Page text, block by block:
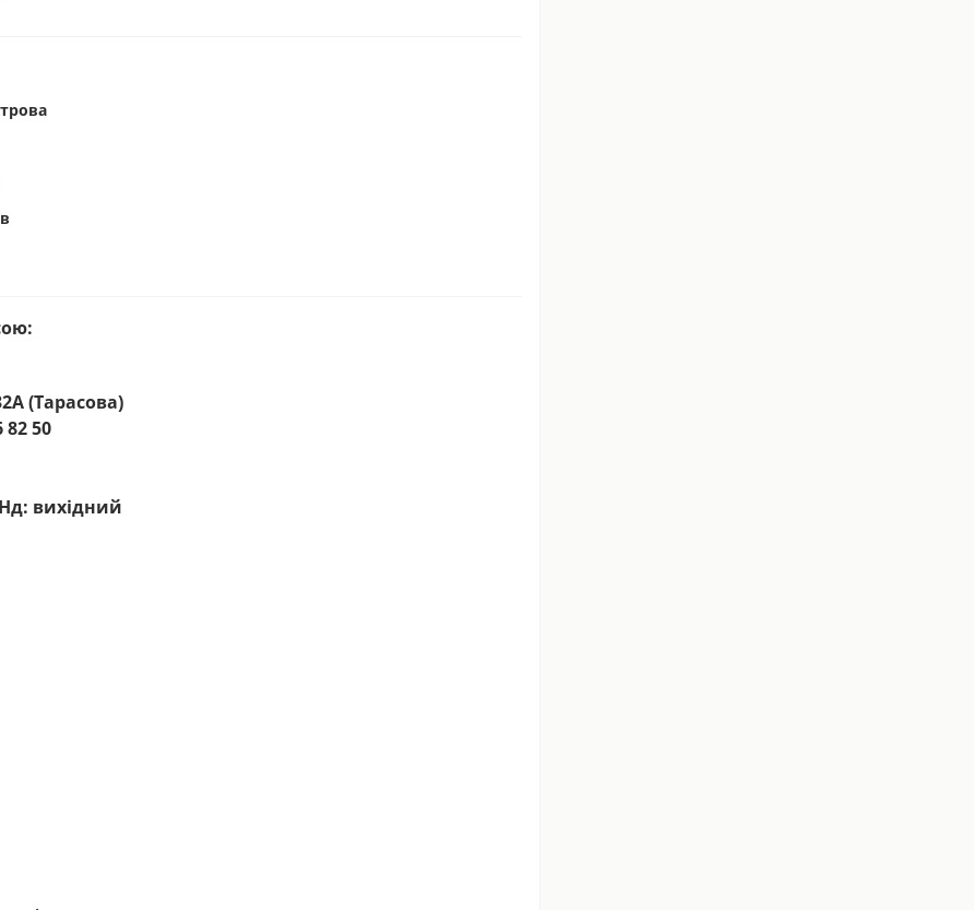
(Тарасова)
82 50
вихідний